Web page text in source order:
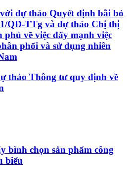
dự thảo Quyết định bãi bỏ
QĐ-TTg và dự thảo Chị thị
về việc đẩy mạnh việc
phối và sử dụng nhiên
thảo Thông tư quy định về
bình chọn sản phẩm công
biểu